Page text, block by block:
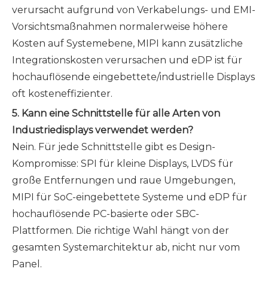
verursacht aufgrund von Verkabelungs- und EMI-
Vorsichtsmaßnahmen normalerweise höhere
Kosten auf Systemebene, MIPI kann zusätzliche
Integrationskosten verursachen und eDP ist für
hochauflösende eingebettete/industrielle Displays
oft kosteneffizienter.
5. Kann eine Schnittstelle für alle Arten von
Industriedisplays verwendet werden?
Nein. Für jede Schnittstelle gibt es Design-
Kompromisse: SPI für kleine Displays, LVDS für
große Entfernungen und raue Umgebungen,
MIPI für SoC-eingebettete Systeme und eDP für
hochauflösende PC-basierte oder SBC-
Plattformen. Die richtige Wahl hängt von der
gesamten Systemarchitektur ab, nicht nur vom
Panel.